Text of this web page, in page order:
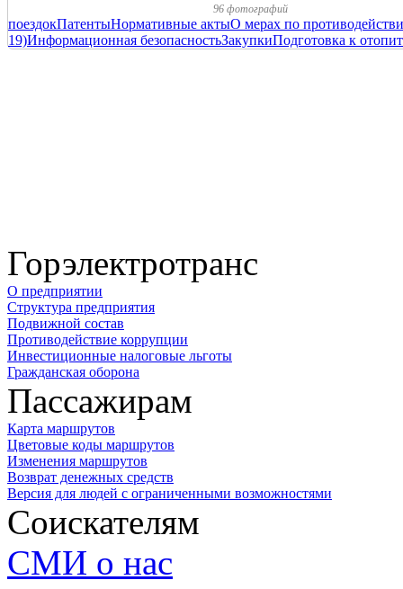
96 фотографий
поездокПатентыНормативные актыО мерах по
19)Информационная безопасностьЗакупкиПодготовка к
Горэлектротранс
О предприятии
Структура предприятия
Подвижной состав
Противодействие коррупции
Инвестиционные налоговые льготы
Гражданская оборона
Пассажирам
Карта маршрутов
Цветовые коды маршрутов
Изменения маршрутов
Возврат денежных средств
Версия для людей с ограниченными возможностями
Соискателям
СМИ о нас